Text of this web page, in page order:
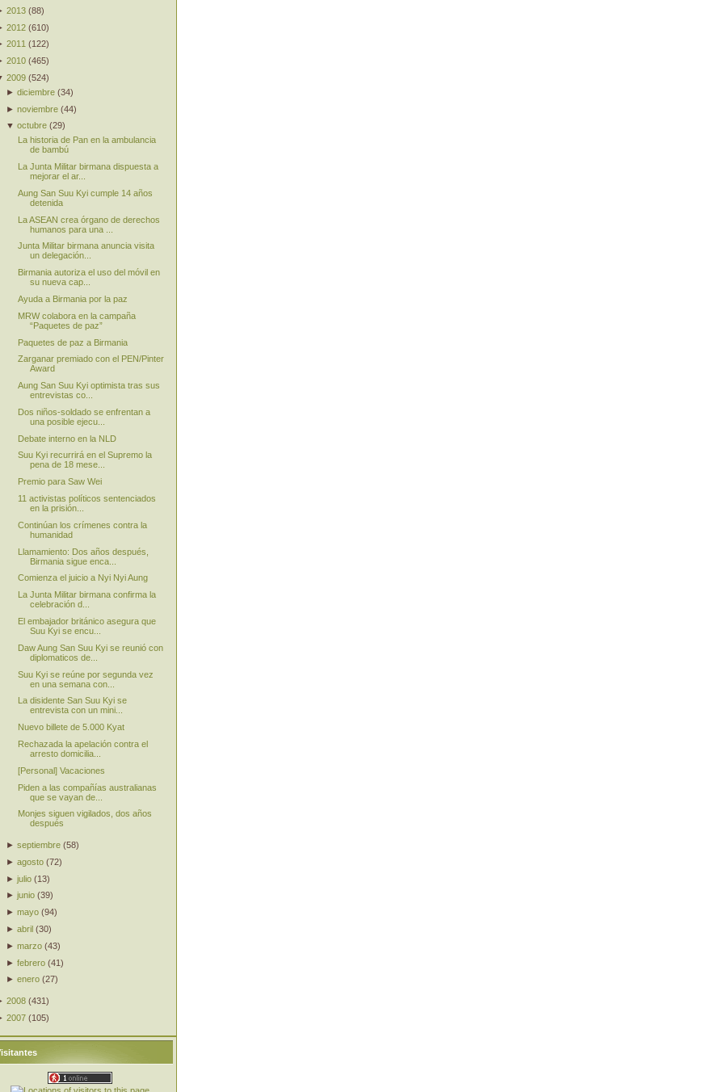
2013 (88)
2012 (610)
2011 (122)
2010 (465)
2009 (524)
►diciembre (34)
►noviembre (44)
▼octubre (29)
La historia de Pan en la ambulancia
de bambú
La Junta Militar birmana dispuesta a
mejorar el ar...
Aung San Suu Kyi cumple 14 años
detenida
La ASEAN crea órgano de derechos
humanos para una ...
Junta Militar birmana anuncia visita
un delegación...
Birmania autoriza el uso del móvil en
su nueva cap...
Ayuda a Birmania por la paz
MRW colabora en la campaña
“Paquetes de paz”
Paquetes de paz a Birmania
Zarganar premiado con el PEN/Pinter
Award
Aung San Suu Kyi optimista tras sus
entrevistas co...
Dos niños-soldado se enfrentan a
una posible ejecu...
Debate interno en la NLD
Suu Kyi recurrirá en el Supremo la
pena de 18 mese...
Premio para Saw Wei
11 activistas políticos sentenciados
en la prisión...
Continúan los crímenes contra la
humanidad
Llamamiento: Dos años después,
Birmania sigue enca...
Comienza el juicio a Nyi Nyi Aung
La Junta Militar birmana confirma la
celebración d...
El embajador británico asegura que
Suu Kyi se encu...
Daw Aung San Suu Kyi se reunió con
diplomaticos de...
Suu Kyi se reúne por segunda vez
en una semana con...
La disidente San Suu Kyi se
entrevista con un mini...
Nuevo billete de 5.000 Kyat
Rechazada la apelación contra el
arresto domicilia...
[Personal] Vacaciones
Piden a las compañías australianas
que se vayan de...
Monjes siguen vigilados, dos años
después
►septiembre (58)
►agosto (72)
►julio (13)
►junio (39)
►mayo (94)
►abril (30)
►marzo (43)
►febrero (41)
►enero (27)
2008 (431)
2007 (105)